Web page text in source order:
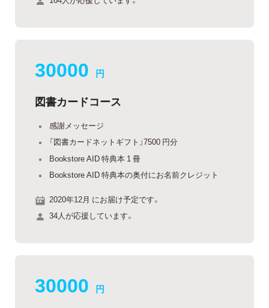
30000 円
図書カードコース
感謝メッセージ
「図書カードネットギフト」7500 円分
Bookstore AID 特典本 1 冊
Bookstore AID 特典本の奥付にお名前クレジット
2020年12月 にお届け予定です。
34人が応援しています。
30000 円